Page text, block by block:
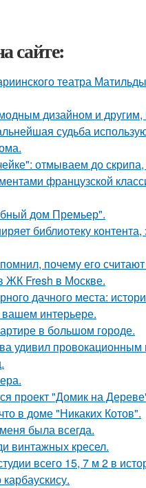
сайте:
театра
дизайном и
судьба
отмываем до
французской
дом Премьер".
библиотеку
почему его
ЖК Fresh в Москве.
дачного места:
вашем интерьере.
в большом городе.
удивил провокационным
проект "Домик на
в доме "Никаких Котов".
была всегда.
винтажных кресел.
всего 15, 7 м 2 в